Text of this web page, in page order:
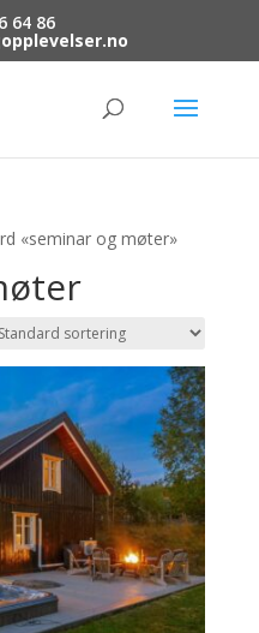
64 86
«seminar og møter»